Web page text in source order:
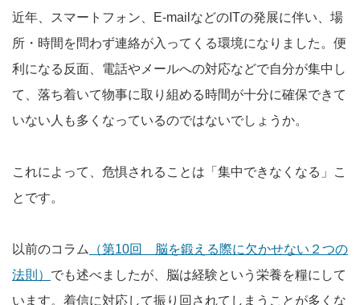
近年、スマートフォン、E-mailなどのITの発展に伴い、場
所・時間を問わず連絡が入ってくる環境になりました。便
利になる反面、電話やメールへの対応などで自分が集中し
て、落ち着いて物事に取り組める時間が十分に確保できて
いない人も多くなっているのではないでしょうか。
これによって、危惧されることは「集中できなくなる」こ
とです。
以前のコラム
（第10回 脳を鍛える際に欠かせない２つの
法則） でも述べましたが、脳は経験という栄養を糧にして
います。着信に対応して振り回されてしまうことが多くな